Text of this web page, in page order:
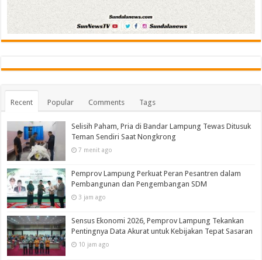
Recent Popular Comments Tags
Selisih Paham, Pria di Bandar Lampung Tewas Ditusuk
Teman Sendiri Saat Nongkrong
7 menit ago
Pemprov Lampung Perkuat Peran Pesantren dalam
Pembangunan dan Pengembangan SDM
3 jam ago
Sensus Ekonomi 2026, Pemprov Lampung Tekankan
Pentingnya Data Akurat untuk Kebijakan Tepat Sasaran
10 jam ago